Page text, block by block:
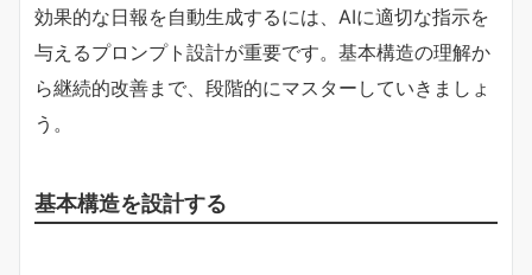
効果的な日報を自動生成するには、AIに適切な指示を
与えるプロンプト設計が重要です。基本構造の理解か
ら継続的改善まで、段階的にマスターしていきましょ
う。
基本構造を設計する